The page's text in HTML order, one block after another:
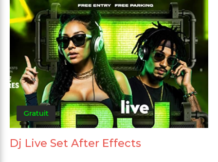
Gratuit
Dj Live Set After Effects